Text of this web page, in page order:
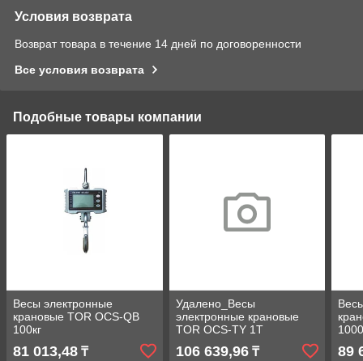
Условия возврата
Возврат товара в течение 14 дней по договоренности
Все условия возврата
Подобные товары компании
Весы электронные
крановые TOR OCS-QB
100кг
81 013,48 ₸
Удалено_Весы
электронные крановые
TOR OCS-TY 1T
106 639,96₸ 89